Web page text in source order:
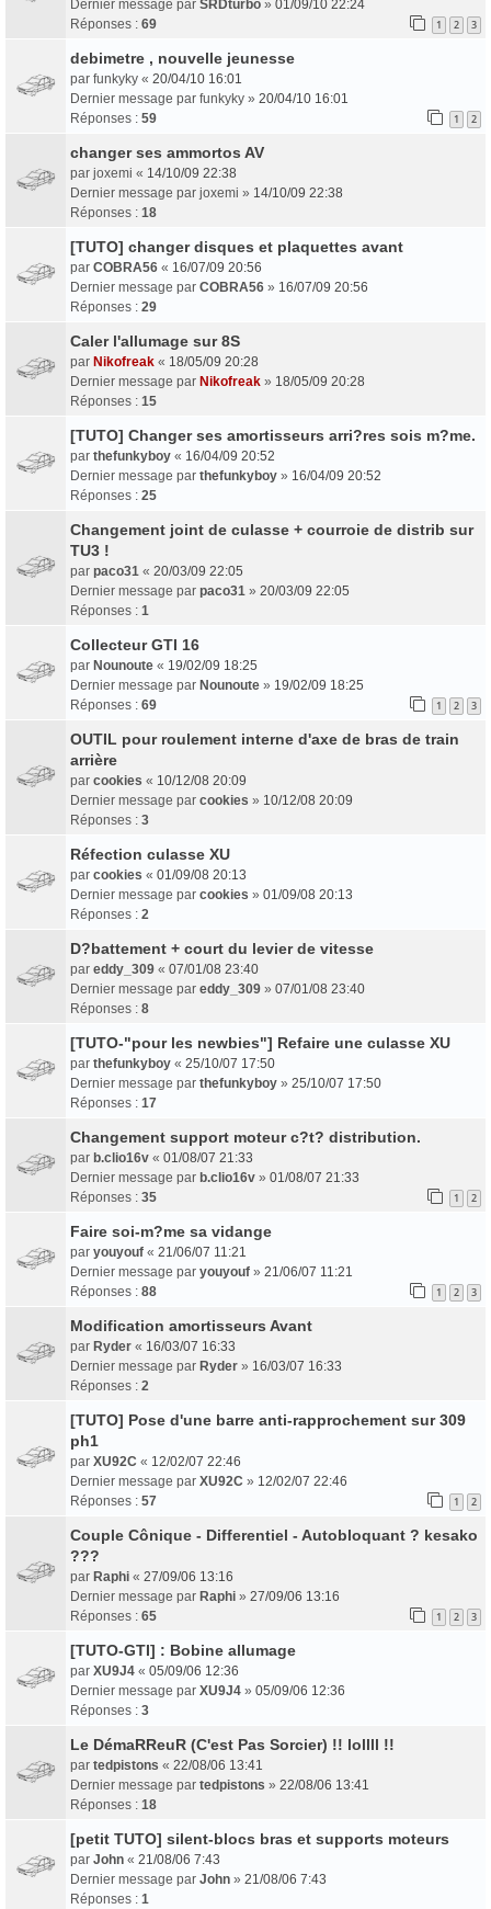
Dernier message par SRDturbo » 01/09/10 22:24
Réponses : 69 1 2 3
debimetre , nouvelle jeunesse
par funkyky « 20/04/10 16:01
Dernier message par funkyky » 20/04/10 16:01
Réponses : 59 1 2
changer ses ammortos AV
par joxemi « 14/10/09 22:38
Dernier message par joxemi » 14/10/09 22:38
Réponses : 18
[TUTO] changer disques et plaquettes avant
par COBRA56 « 16/07/09 20:56
Dernier message par COBRA56 » 16/07/09 20:56
Réponses : 29
Caler l'allumage sur 8S
par Nikofreak « 18/05/09 20:28
Dernier message par Nikofreak » 18/05/09 20:28
Réponses : 15
[TUTO] Changer ses amortisseurs arri?res sois m?me.
par thefunkyboy « 16/04/09 20:52
Dernier message par thefunkyboy » 16/04/09 20:52
Réponses : 25
Changement joint de culasse + courroie de distrib sur
TU3 !
par paco31 « 20/03/09 22:05
Dernier message par paco31 » 20/03/09 22:05
Réponses : 1
Collecteur GTI 16
par Nounoute « 19/02/09 18:25
Dernier message par Nounoute » 19/02/09 18:25
Réponses : 69 1 2 3
OUTIL pour roulement interne d'axe de bras de train
arrière
par cookies « 10/12/08 20:09
Dernier message par cookies » 10/12/08 20:09
Réponses : 3
Réfection culasse XU
par cookies « 01/09/08 20:13
Dernier message par cookies » 01/09/08 20:13
Réponses : 2
D?battement + court du levier de vitesse
par eddy_309 « 07/01/08 23:40
Dernier message par eddy_309 » 07/01/08 23:40
Réponses : 8
[TUTO-"pour les newbies"] Refaire une culasse XU
par thefunkyboy « 25/10/07 17:50
Dernier message par thefunkyboy » 25/10/07 17:50
Réponses : 17
Changement support moteur c?t? distribution.
par b.clio16v « 01/08/07 21:33
Dernier message par b.clio16v » 01/08/07 21:33
Réponses : 35 1 2
Faire soi-m?me sa vidange
par youyouf « 21/06/07 11:21
Dernier message par youyouf » 21/06/07 11:21
Réponses : 88 1 2 3
Modification amortisseurs Avant
par Ryder « 16/03/07 16:33
Dernier message par Ryder » 16/03/07 16:33
Réponses : 2
[TUTO] Pose d'une barre anti-rapprochement sur 309
ph1
par XU92C « 12/02/07 22:46
Dernier message par XU92C » 12/02/07 22:46
Réponses : 57 1 2
Couple Cônique - Differentiel - Autobloquant ? kesako
???
par Raphi « 27/09/06 13:16
Dernier message par Raphi » 27/09/06 13:16
Réponses : 65 1 2 3
[TUTO-GTI] : Bobine allumage
par XU9J4 « 05/09/06 12:36
Dernier message par XU9J4 » 05/09/06 12:36
Réponses : 3
Le DémaRReuR (C'est Pas Sorcier) !! lollll !!
par tedpistons « 22/08/06 13:41
Dernier message par tedpistons » 22/08/06 13:41
Réponses : 18
[petit TUTO] silent-blocs bras et supports moteurs
par John « 21/08/06 7:43
Dernier message par John » 21/08/06 7:43
Réponses : 1